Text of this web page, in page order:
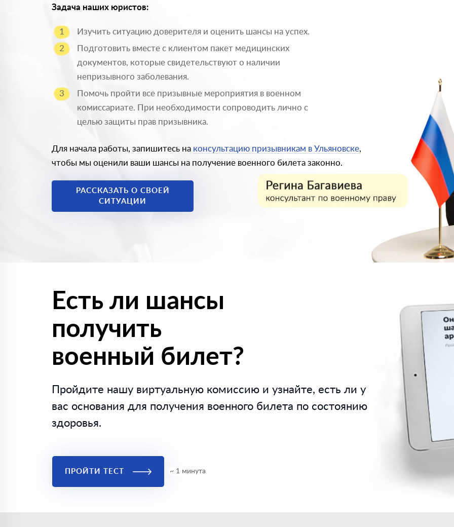
Задача наших юристов:
Изучить ситуацию доверителя и оценить шансы на успех.
Подготовить вместе с клиентом пакет медицинских
документов, которые свидетельствуют о наличии
непризывного заболевания.
Помочь пройти все призывные мероприятия в военном
комиссариате. При необходимости сопроводить лично с
целью защиты прав призывника.
Для начала работы, запишитесь на консультацию призывникам в Ульяновске,
чтобы мы оценили ваши шансы на получение военного билета законно.
РАССКАЗАТЬ О СВОЕЙ
СИТУАЦИИ
Есть ли шансы
получить
военный билет?
Пройдите нашу виртуальную комиссию и узнайте, есть ли у
вас основания для получения военного билета по состоянию
здоровья.
ПРОЙТИ ТЕСТ ~ 1 минута